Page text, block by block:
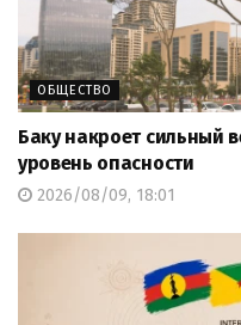
ОБЩЕСТВО
Баку накроет сильный
уровень опасности
2026/08/09, 18:01